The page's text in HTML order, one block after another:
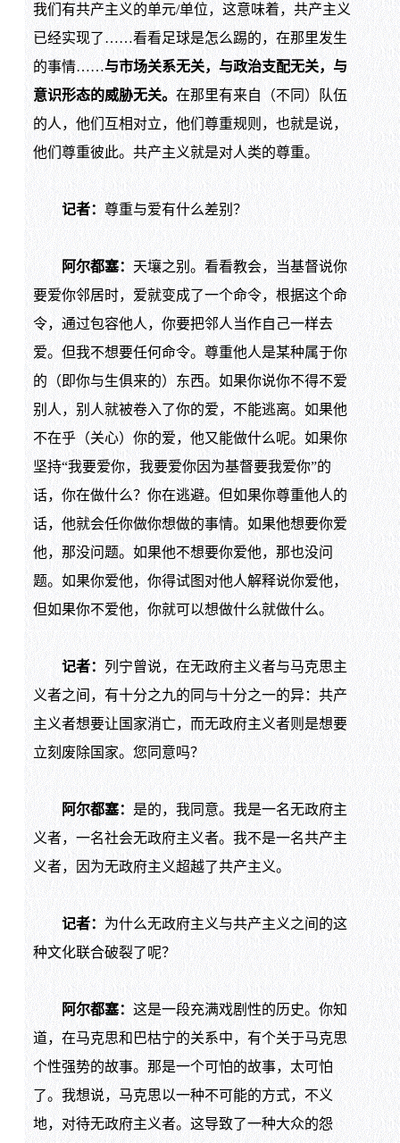
我们有共产主义的单元/单位，这意味着，共产主义
已经实现了……看看足球是怎么踢的，在那里发生
的事情……与市场关系无关，与政治支配无关，与
意识形态的威胁无关。 在那里有来自（不同）队伍
的人，他们互相对立，他们尊重规则，也就是说，
他们尊重彼此。共产主义就是对人类的尊重。
记者： 尊重与爱有什么差别？
阿尔都塞： 天壤之别。看看教会，当基督说你
要爱你邻居时，爱就变成了一个命令，根据这个命
令，通过包容他人，你要把邻人当作自己一样去
爱。但我不想要任何命令。尊重他人是某种属于你
的（即你与生俱来的）东西。如果你说你不得不爱
别人，别人就被卷入了你的爱，不能逃离。如果他
不在乎（关心）你的爱，他又能做什么呢。如果你
坚持“我要爱你，我要爱你因为基督要我爱你”的
话，你在做什么？你在逃避。但如果你尊重他人的
话，他就会任你做你想做的事情。如果他想要你爱
他，那没问题。如果他不想要你爱他，那也没问
题。如果你爱他，你得试图对他人解释说你爱他，
但如果你不爱他，你就可以想做什么就做什么。
记者： 列宁曾说，在无政府主义者与马克思主
义者之间，有十分之九的同与十分之一的异：共产
主义者想要让国家消亡，而无政府主义者则是想要
立刻废除国家。您同意吗？
阿尔都塞： 是的，我同意。我是一名无政府主
义者，一名社会无政府主义者。我不是一名共产主
义者，因为无政府主义超越了共产主义。
记者： 为什么无政府主义与共产主义之间的这
种文化联合破裂了呢？
阿尔都塞： 这是一段充满戏剧性的历史。你知
道，在马克思和巴枯宁的关系中，有个关于马克思
个性强势的故事。那是一个可怕的故事，太可怕
了。我想说，马克思以一种不可能的方式，不义
地，对待无政府主义者。这导致了一种大众的怨